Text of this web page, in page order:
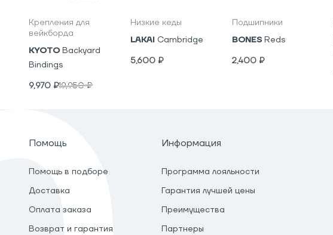
Крепления для
вейкборда
KYOTO Backyard
Bindings
9,970 ₽19,950₽
Низкие кеды
LAKAI Cambridge
5,600 ₽
Подшипники
BONES Reds
2,400 ₽
Помощь
Помощь в подборе
Доставка
Оплата заказа
Возврат и гарантия
Информация
Программа лояльности
Гарантия лучшей цены
Преимущества
Партнеры